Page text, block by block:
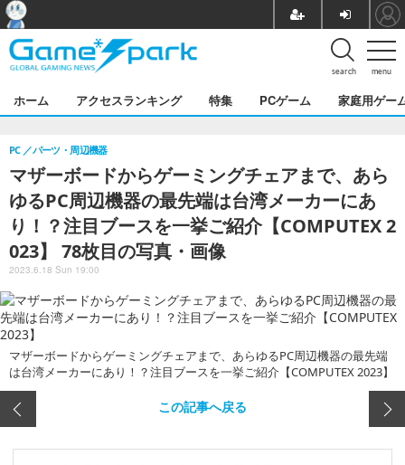
menu
search
ホーム アクセスランキング 特集 PCゲーム 家庭用ゲー
マザーボードからゲーミングチェアまで、あら
ゆるPC周辺機器の最先端は台湾メーカーにあ
り！？注目ブースを一挙ご紹介【COMPUTEX 2
023】 78枚目の写真・画像
PC パーツ・周辺機器
2023.6.18 Sun 19:00
マザーボードからゲーミングチェアまで、あらゆるPC周辺機器の最先端
は台湾メーカーにあり！？注目ブースを一挙ご紹介【COMPUTEX 2023】
この記事へ戻る